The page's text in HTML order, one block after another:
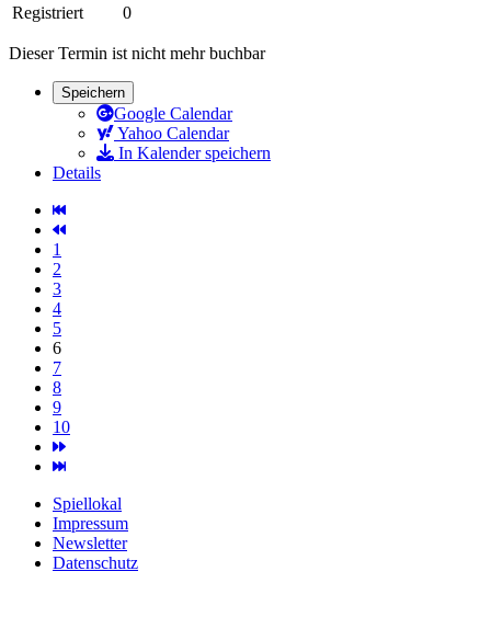
Registriert
0
Dieser Termin ist nicht mehr buchbar
Speichern
Google Calendar
Yahoo Calendar
In Kalender speichern
Details
1
2
3
4
5
6
7
8
9
10
Spiellokal
Impressum
Newsletter
Datenschutz